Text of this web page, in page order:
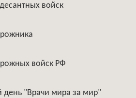
войск
войск РФ
"Врачи мира за мир"